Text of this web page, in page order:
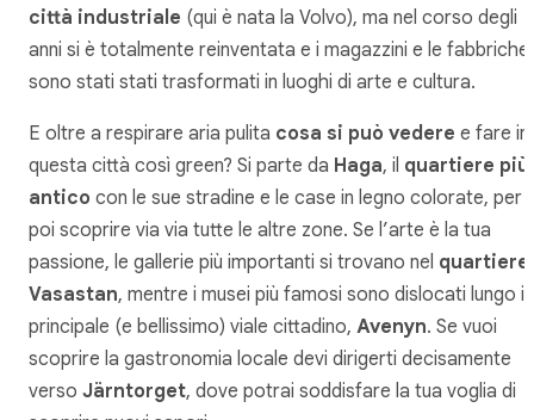
città industriale (qui è nata la Volvo), ma nel corso degli
anni si è totalmente reinventata e i magazzini e le fabbriche
sono stati stati trasformati in luoghi di arte e cultura.
E oltre a respirare aria pulita cosa si può vedere e fare in
questa città così green? Si parte da Haga, il quartiere più
antico con le sue stradine e le case in legno colorate, per
poi scoprire via via tutte le altre zone. Se l’arte è la tua
passione, le gallerie più importanti si trovano nel quartiere
Vasastan, mentre i musei più famosi sono dislocati lungo il
principale (e bellissimo) viale cittadino, Avenyn. Se vuoi
scoprire la gastronomia locale devi dirigerti decisamente
verso Järntorget, dove potrai soddisfare la tua voglia di